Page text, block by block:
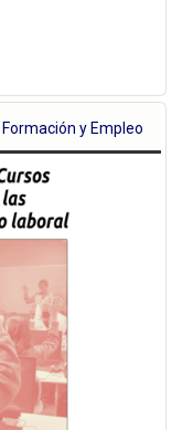
Formación y Empleo